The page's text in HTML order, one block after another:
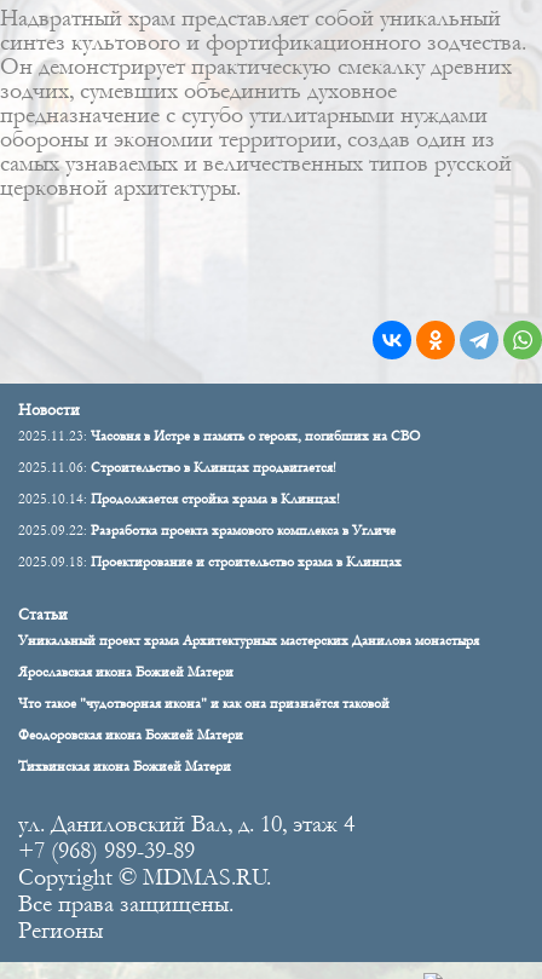
Надвратный храм представляет собой уникальный
синтез культового и фортификационного зодчества.
Он демонстрирует практическую смекалку древних
зодчих, сумевших объединить духовное
предназначение с сугубо утилитарными нуждами
обороны и экономии территории, создав один из
самых узнаваемых и величественных типов русской
церковной архитектуры.
Новости
2025.11.23: Часовня в Истре в память о героях, погибших на СВО
2025.11.06: Строительство в Клинцах продвигается!
2025.10.14: Продолжается стройка храма в Клинцах!
2025.09.22: Разработка проекта храмового комплекса в Угличе
2025.09.18: Проектирование и строительство храма в Клинцах
Статьи
Уникальный проект храма Архитектурных мастерских Данилова монастыря
Ярославская икона Божией Матери
Что такое "чудотворная икона" и как она признаётся таковой
Феодоровская икона Божией Матери
Тихвинская икона Божией Матери
ул. Даниловский Вал, д. 10, этаж 4
+7 (968) 989-39-89
Copyright © MDMAS.RU.
Все права защищены.
Регионы